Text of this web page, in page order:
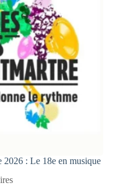
2026 : Le 18e en musique